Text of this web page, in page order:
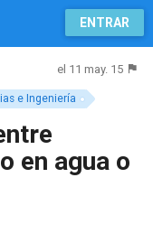
ENTRAR
e Ingeniería
el 11 may. 15
en agua o